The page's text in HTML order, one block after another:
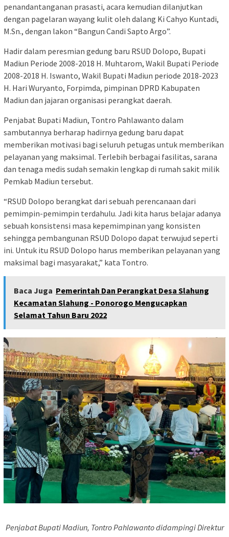
penandantanganan prasasti, acara kemudian dilanjutkan
dengan pagelaran wayang kulit oleh dalang Ki Cahyo Kuntadi,
M.Sn., dengan lakon “Bangun Candi Sapto Argo”.
Hadir dalam peresmian gedung baru RSUD Dolopo, Bupati
Madiun Periode 2008-2018 H. Muhtarom, Wakil Bupati Periode
2008-2018 H. Iswanto, Wakil Bupati Madiun periode 2018-2023
H. Hari Wuryanto, Forpimda, pimpinan DPRD Kabupaten
Madiun dan jajaran organisasi perangkat daerah.
Penjabat Bupati Madiun, Tontro Pahlawanto dalam
sambutannya berharap hadirnya gedung baru dapat
memberikan motivasi bagi seluruh petugas untuk memberikan
pelayanan yang maksimal. Terlebih berbagai fasilitas, sarana
dan tenaga medis sudah semakin lengkap di rumah sakit milik
Pemkab Madiun tersebut.
“RSUD Dolopo berangkat dari sebuah perencanaan dari
pemimpin-pemimpin terdahulu. Jadi kita harus belajar adanya
sebuah konsistensi masa kepemimpinan yang konsisten
sehingga pembangunan RSUD Dolopo dapat terwujud seperti
ini. Untuk itu RSUD Dolopo harus memberikan pelayanan yang
maksimal bagi masyarakat,” kata Tontro.
Baca Juga Pemerintah Dan Perangkat Desa Slahung
Kecamatan Slahung - Ponorogo Mengucapkan
Selamat Tahun Baru 2022
Penjabat Bupati Madiun, Tontro Pahlawanto didampingi Direktur